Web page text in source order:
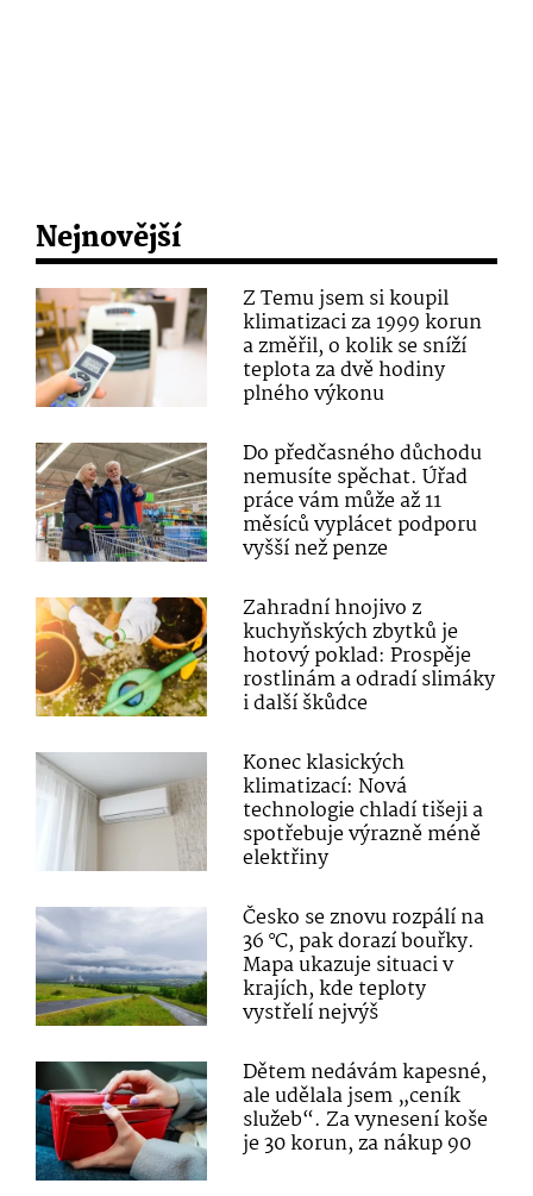
Nejnovější
Z Temu jsem si koupil
klimatizaci za 1999 korun
a změřil, o kolik se sníží
teplota za dvě hodiny
plného výkonu
Do předčasného důchodu
nemusíte spěchat. Úřad
práce vám může až 11
měsíců vyplácet podporu
vyšší než penze
Zahradní hnojivo z
kuchyňských zbytků je
hotový poklad: Prospěje
rostlinám a odradí slimáky
i další škůdce
Konec klasických
klimatizací: Nová
technologie chladí tišeji a
spotřebuje výrazně méně
elektřiny
Česko se znovu rozpálí na
36 °C, pak dorazí bouřky.
Mapa ukazuje situaci v
krajích, kde teploty
vystřelí nejvýš
Dětem nedávám kapesné,
ale udělala jsem „ceník
služeb“. Za vynesení koše
je 30 korun, za nákup 90